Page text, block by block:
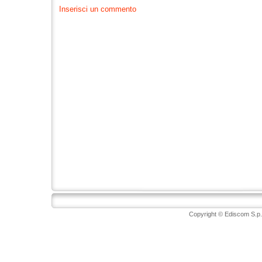
Inserisci un commento
Copyright © Ediscom